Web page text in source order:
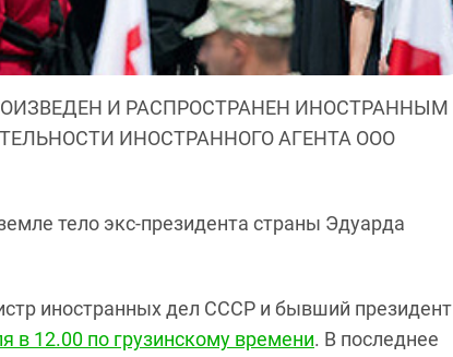
И РАСПРОСТРАНЕН ИНОСТРАННЫМ
ИНОСТРАННОГО АГЕНТА ООО
тело экс-президента страны Эдуарда
иностранных дел СССР и бывший президент
в 12.00 по грузинскому времени. В последнее